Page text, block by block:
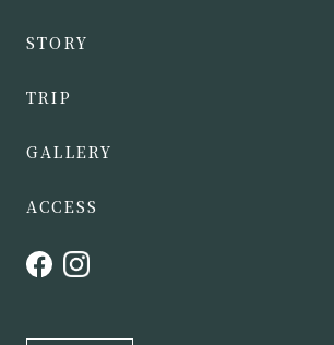
STORY
TRIP
GALLERY
ACCESS